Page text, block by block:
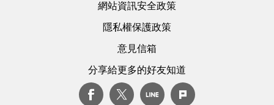
網站資訊安全政策
隱私權保護政策
意見信箱
分享給更多的好友知道